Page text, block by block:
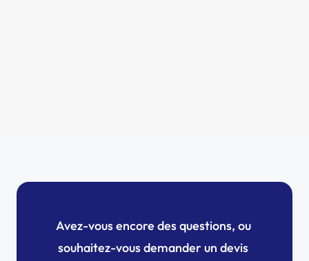
Avez-vous encore des questions, ou
souhaitez-vous demander un devis